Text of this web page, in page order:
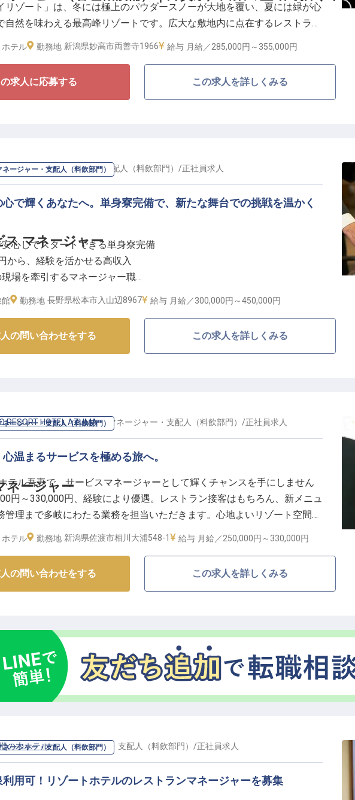
リゾート」は、冬には極上のパウダースノーが大地を覆い、夏には緑が心
自然を味わえる最高峰リゾートです。広大な敷地内に点在するレストラン
世界各地から訪れるゲストが1日の休息に、心を満たす空間を提供してい
ビスの管理職候補は、この圧倒的な非日常空間を、中心となって創り上げ
ョン。私たちの接客に、台本はありません。例えば、暖炉のそばで寛ぐゲ
上の安定した待遇と、世界中の感性豊かなゲストとの交流は、あなたの人
にするはずです。チームを統率しながら、トップレベルのリゾートにふさ
所作と語彙力を武器に、ここでしか味わえない「記憶に残るサービス」を
う。
ホテル 勤務地 新潟県妙高市両善寺1966 給与 月給／285,000円～ 355,000円
求人に応募する この求人を詳しくみる
ネージャー・支配人（料飲部門）
ス マネージャー
明神館の マネージャー・支配人（料飲部門） /正社員求人
で輝くあなたへ。単身寮完備で、新たな舞台での挑戦を温かく
心してスタートできる単身寮完備
から、経験を活かせる高収入
場を牽引するマネージャー職
まれた地で心ゆくまでおもてなし
かれた地で、お客様に最高の癒しと感動を提供するおもてなしを追求して
かし、未来を築くキャリアパス】
・マネジメント経験を存分に発揮し、チームを牽引するリーダーとしてご
にも携わり、共に成長できる喜びを感じられるでしょう。
らの安定した収入に加え、昇給・賞与であなたの頑張りを正当に評価。
ており、安心して長く働ける環境です。
日時点の情報です
館 勤務地 長野県松本市入山辺8967 給与 月給／300,000円～450,000円
の問い合わせをする この求人を詳しくみる
ネージャー・支配人（料飲部門）
ネージャー
RESORT HOTEL AZUMAの マネージャー・支配人（料飲部門） /正社員求人
温まるサービスを極める旅へ。
テル吾妻で、サービスマネージャーとして輝くチャンスを手にしません
円～330,000円、経験により優遇。レストラン接客はもちろん、新メニュ
管理まで多岐にわたる業務を担当いただきます。心地よいリゾート空間
ーダーシップを活かし、訪れるすべてのお客様に特別なひとときを提供し
ホテル 勤務地 新潟県佐渡市相川大浦548-1 給与 月給／250,000円～ 330,000円
の問い合わせをする この求人を詳しくみる
ネージャー・支配人（料飲部門）
の木ホテルのマネージャー・支配人（料飲部門） /正社員求人
用可！リゾートホテルのレストランマネージャーを募集